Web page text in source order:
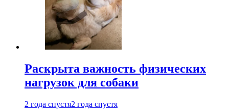
Раскрыта важность физических
нагрузок для собаки
2 года спустя2 года спустя